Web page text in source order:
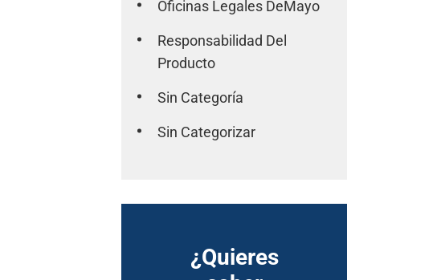
Oficinas Legales DeMayo
Responsabilidad Del
Producto
Sin Categoría
Sin Categorizar
¿Quieres